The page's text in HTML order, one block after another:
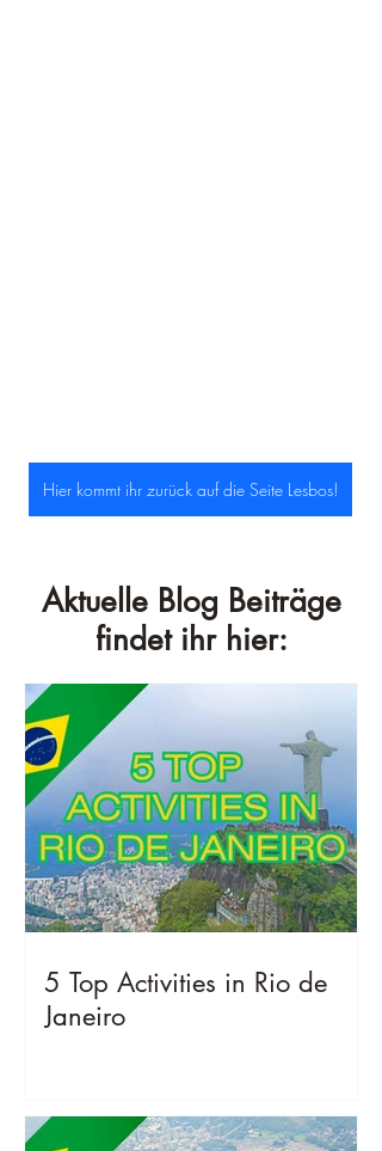
Hier kommt ihr zurück auf die Seite Lesbos!
Aktuelle Blog Beiträge
findet ihr hier:
5 Top Activities in Rio de
Janeiro